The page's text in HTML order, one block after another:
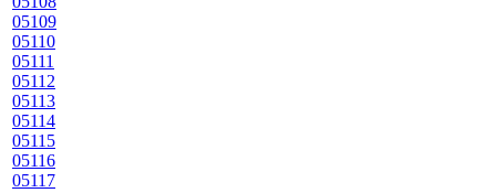
05109
05110
05111
05112
05113
05114
05115
05116
05117